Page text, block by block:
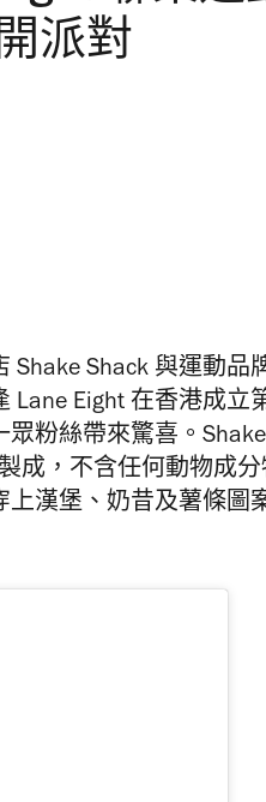
派對
Shack 與運動品
Eight 在香港成立
粉絲帶來驚喜。Shake
成，不含任何動物成
上漢堡、奶昔及薯條圖